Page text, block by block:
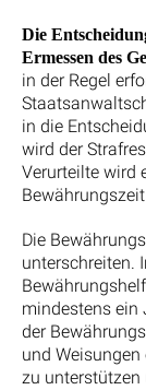
Die
Ermessen des
in der Regel
in die
wird der
Verurteilte wird
Die
unterschreiten.
mindestens ein
der
und
zu